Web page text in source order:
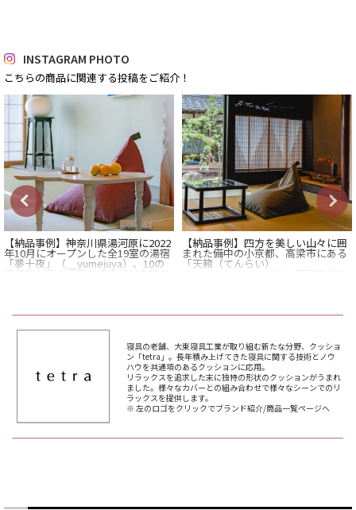
INSTAGRAM PHOTO
こちらの商品に関連する投稿をご紹介！
【納品事例】神奈川県湯河原に2022
年10月にオープンした全19室の湯宿
「夢十夜」（__yumejuya）。10の
不思議な夢の世界を綴る幻想文学の
を活かした異空間が広がります。 レ
ニューやデザートの提供、大浴場で
は不思議な夢を見るような映像演出
もあり 夢と現を行き来するようよう
な不思議な体験が待っています。日
常から離れ、夢の世界に誘われるよ
うに、誘い込まれた空間で自分だけ
の世界観に浸るのも贅沢なひと時で
す。 Well-Beingが高まる特別な体験
にも多くの文豪にも愛された温泉地
湯河原の新たな魅力を発見できる素
【納品事例】四方を美しい山々に囲
まれた備中の小京都、高梁市にある
「天籟（てんらい）
tenrai_takahashi 」は、江戸時代工
堀遠州を意識した枯山水庭園を備
加えた誰からも美しいと感じる美意
識「綺麗さび」の世界観を楽しんで
いただけます。 高梁市は江戸時代、
備中松山藩の城下町として発展しま
した。周辺には清流「高梁川」が悠
然と流れ、自然豊かで風光明媚な城
下町において、備中の歴史と伝統文
化に触れながら、暮らすように贅沢
寝具の老舗、大東寝具工業が取り組む新たな分野、クッショ
ン「tetra」。長年積み上げてきた寝具に関する技術とノウ
ハウを共通項のあるクッションに応用。
リラックスを追求した末に独特の形状のクッションがうまれ
ました。様々なカバーとの組み合わせで様々なシーンでのリ
ラックスを提供します。
※ 左のロゴをクリックでブランド紹介/商品一覧ページへ